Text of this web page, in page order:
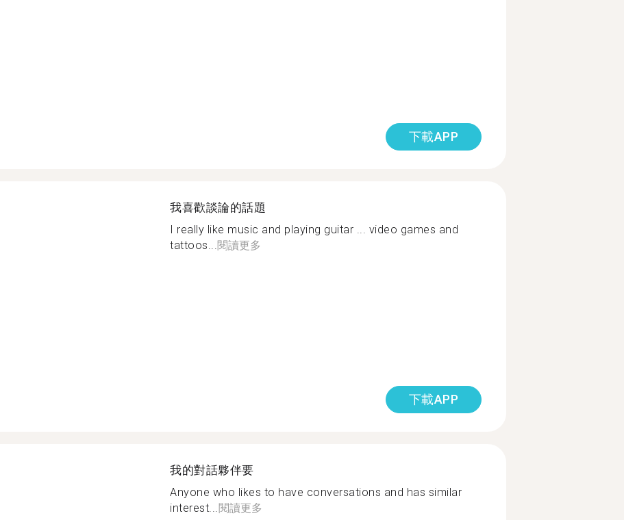
下載APP
我喜歡談論的話題
I really like music and playing guitar ... video games and
tattoos...閱讀更多
下載APP
我的對話夥伴要
Anyone who likes to have conversations and has similar
interest...閱讀更多